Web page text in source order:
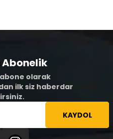
Abonelik
olarak
ilk siz haberdar
KAYDOL